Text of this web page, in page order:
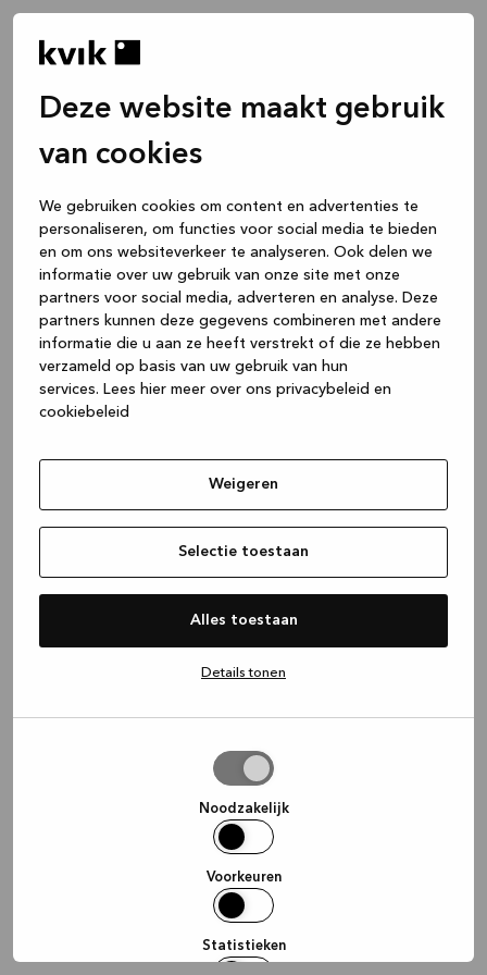
Deze website maakt gebruik
van cookies
We gebruiken cookies om content en advertenties te
personaliseren, om functies voor social media te bieden
en om ons websiteverkeer te analyseren. Ook delen we
informatie over uw gebruik van onze site met onze
partners voor social media, adverteren en analyse. Deze
partners kunnen deze gegevens combineren met andere
informatie die u aan ze heeft verstrekt of die ze hebben
verzameld op basis van uw gebruik van hun
services. Lees hier meer over ons privacybeleid en
cookiebeleid
Weigeren
Selectie toestaan
Alles toestaan
Details tonen
Noodzakelijk
Voorkeuren
Statistieken
(see the browser console for more
information).